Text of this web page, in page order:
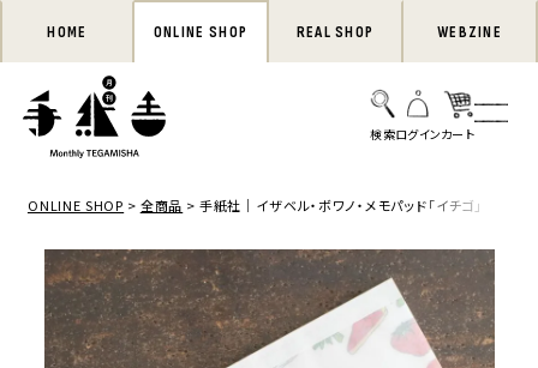
HOME ONLINE SHOP REAL SHOP WEBZINE
ONLINE SHOP 全商品 手紙社｜イザベル・ボワノ・メモパッド「イチゴ」